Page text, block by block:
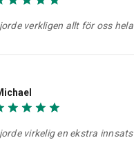
verkligen allt för oss
virkelig en ekstra